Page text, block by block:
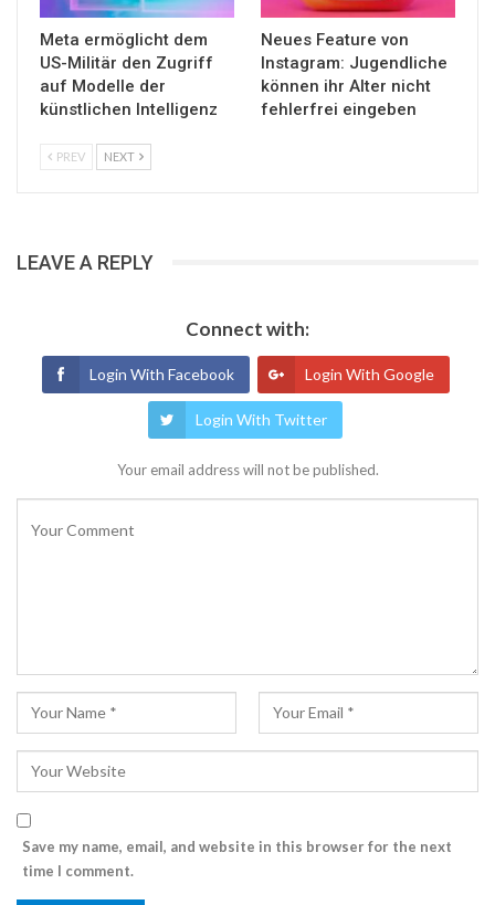
Meta ermöglicht dem
US-Militär den Zugriff
auf Modelle der
künstlichen Intelligenz
Neues Feature von
Instagram: Jugendliche
können ihr Alter nicht
fehlerfrei eingeben
PREV NEXT
LEAVE A REPLY
Connect with:
Login With Facebook Login With Google
Login With Twitter
Your email address will not be published.
Save my name, email, and website in this browser for the next
time I comment.